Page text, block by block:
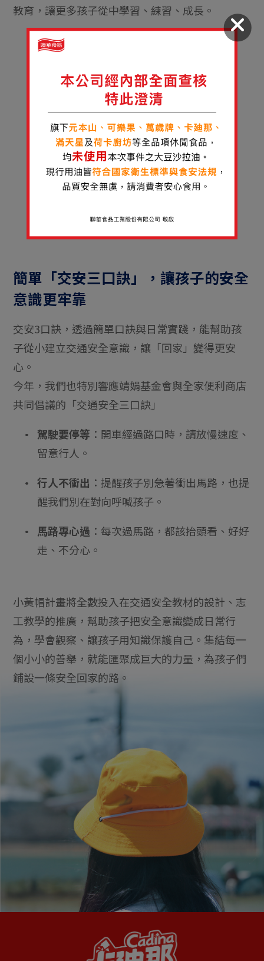
教育，讓更多孩子從中學習、練習、成長。
簡單「交安三口訣」，讓孩子的安全
意識更牢靠
交安3口訣，透過簡單口訣與日常實踐，能幫助孩
子從小建立交通安全意識，讓「回家」變得更安
心。
今年，我們也特別響應靖娟基金會與全家便利商店
共同倡議的「交通安全三口訣」
• 駕駛要停等 ：開車經過路口時，請放慢速度、
留意行人。
• 行人不衝出 ：提醒孩子別急著衝出馬路，也提
醒我們別在對向呼喊孩子。
• 馬路專心過 ：每次過馬路，都該抬頭看、好好
走、不分心。
小黃帽計畫將全數投入在交通安全教材的設計、志
工教學的推廣，幫助孩子把安全意識變成日常行
為，學會觀察、讓孩子用知識保護自己。集結每一
個小小的善舉，就能匯聚成巨大的力量，為孩子們
鋪設一條安全回家的路。